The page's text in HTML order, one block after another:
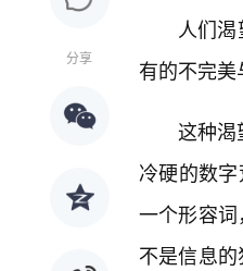
分享
人们
有的不完美
这种渴
冷硬的数
一个形容
不是信息